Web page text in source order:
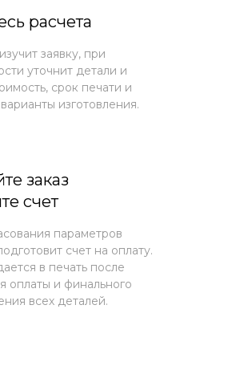
параметров
счет на оплату.
в печать после
оплаты и финального
всех деталей.
заказ
счет
заявку, при
уточнит детали и
срок печати и
изготовления.
расчета